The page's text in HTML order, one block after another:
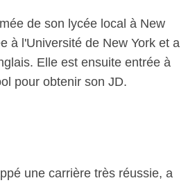
de son lycée local à New
à l'Université de New York et a
Elle est ensuite entrée à
pour obtenir son JD.
une carrière très réussie, a